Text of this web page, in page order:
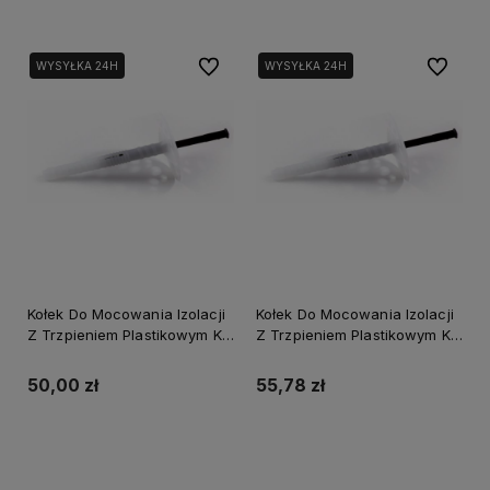
WYSYŁKA 24H
Kołek Do Mocowania Izolacji
Z Trzpieniem Plastikowym Ki-
50,00 zł
Do ulubionychWYSYŁKA 24H
Kołek Do Mocowania Izolacji
Z Trzpieniem Plastikowym Ki-
55,78 zł
Do